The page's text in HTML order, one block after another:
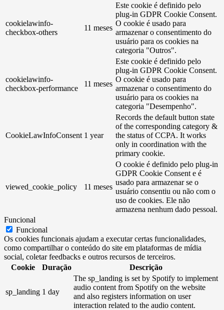
cookielawinfo-
checkbox-others
11 meses
Este cookie é definido pelo
plug-in GDPR Cookie Consent.
O cookie é usado para
armazenar o consentimento do
usuário para os cookies na
categoria "Outros".
cookielawinfo-
checkbox-performance
11 meses
Este cookie é definido pelo
plug-in GDPR Cookie Consent.
O cookie é usado para
armazenar o consentimento do
usuário para os cookies na
categoria "Desempenho".
CookieLawInfoConsent 1 year
Records the default button state
of the corresponding category &
the status of CCPA. It works
only in coordination with the
primary cookie.
viewed_cookie_policy 11 meses
O cookie é definido pelo plug-in
GDPR Cookie Consent e é
usado para armazenar se o
usuário consentiu ou não com o
uso de cookies. Ele não
armazena nenhum dado pessoal.
Funcional
Funcional
Os cookies funcionais ajudam a executar certas funcionalidades,
como compartilhar o conteúdo do site em plataformas de mídia
social, coletar feedbacks e outros recursos de terceiros.
Cookie
Duração Descrição
sp_landing 1 day
The sp_landing is set by Spotify to implement
audio content from Spotify on the website
and also registers information on user
interaction related to the audio content.